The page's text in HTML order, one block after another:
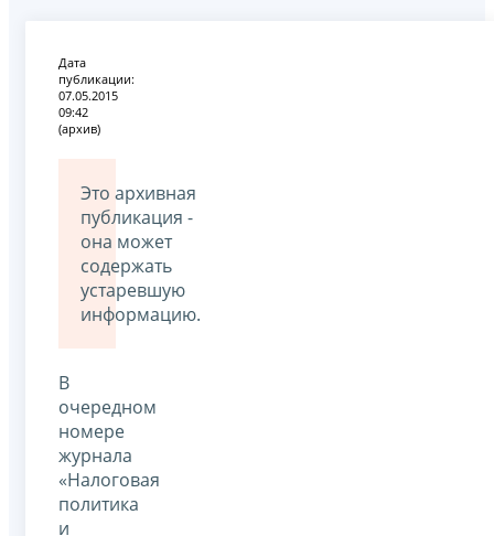
Дата
публикации:
07.05.2015
09:42
(архив)
Это архивная
публикация -
она может
содержать
устаревшую
информацию.
В
очередном
номере
журнала
«Налоговая
политика
и